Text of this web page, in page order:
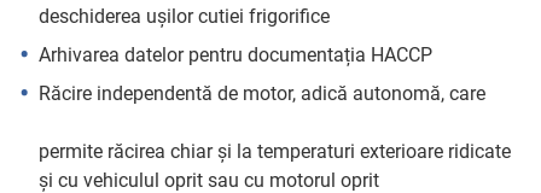
deschiderea ușilor cutiei frigorifice
Arhivarea datelor pentru documentația HACCP
Răcire independentă de motor, adică autonomă, care
permite răcirea chiar și la temperaturi exterioare ridicate
și cu vehiculul oprit sau cu motorul oprit